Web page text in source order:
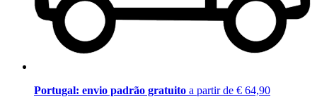
Portugal: envio padrão gratuito a partir de € 64,90